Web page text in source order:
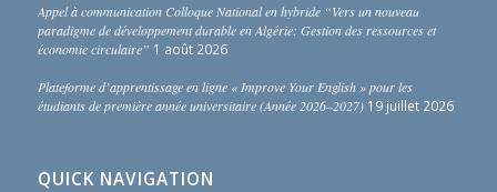
Appel à communication Colloque National en hybride “Vers un nouveau
paradigme de développement durable en Algérie: Gestion des ressources et
économie circulaire” 1 août 2026
Plateforme d’apprentissage en ligne « Improve Your English » pour les
étudiants de première année universitaire (Année 2026–2027) 19 juillet 2026
QUICK NAVIGATION